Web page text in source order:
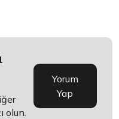
olun.
Yorum
Yap